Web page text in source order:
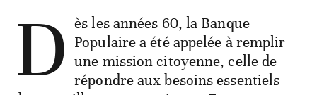
D ès les années 60, la Banque
Populaire a été appelée à remplir
une mission citoyenne, celle de
répondre aux besoins essentiels